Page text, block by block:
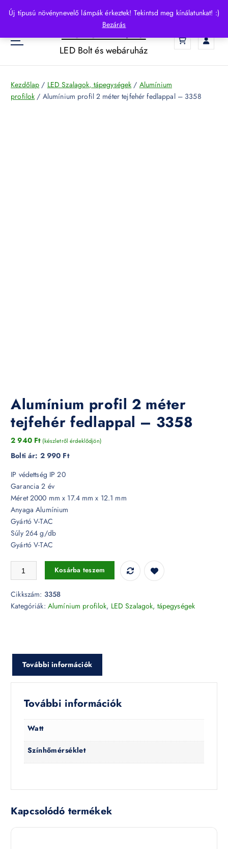
Új típusú növénynevelő lámpák érkeztek! Tekintsd meg kínálatunkat! :)
Bezárás
p
o
HelloLED.hu
LED Bolt és webáruház
Kezdőlap / LED Szalagok, tápegységek / Alumínium
profilok / Alumínium profil 2 méter tejfehér fedlappal – 3358
Alumínium profil 2 méter
tejfehér fedlappal – 3358
2 940 Ft (készletről érdeklődjön)
Bolti ár: 2 990 Ft
IP védettség IP 20
Garancia 2 év
Méret 2000 mm x 17.4 mm x 12.1 mm
Anyaga Alumínium
Gyártó V-TAC
Súly 264 g/db
Gyártó V-TAC
Alumínium profil 2 méter tejfehér fedlappal - 3358 mennyiség
Kosárba teszem
Cikkszám: 3358
Kategóriák: Alumínium profilok, LED Szalagok, tápegységek
További információk
További információk
Watt
Színhőmérséklet
Kapcsolódó termékek